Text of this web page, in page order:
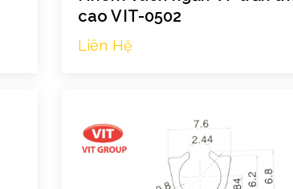
cao VIT-0502
Liên Hệ